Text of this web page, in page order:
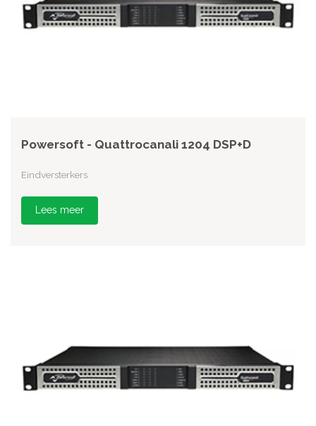
Powersoft - Quattrocanali 1204 DSP+D
Eindversterkers
Lees meer